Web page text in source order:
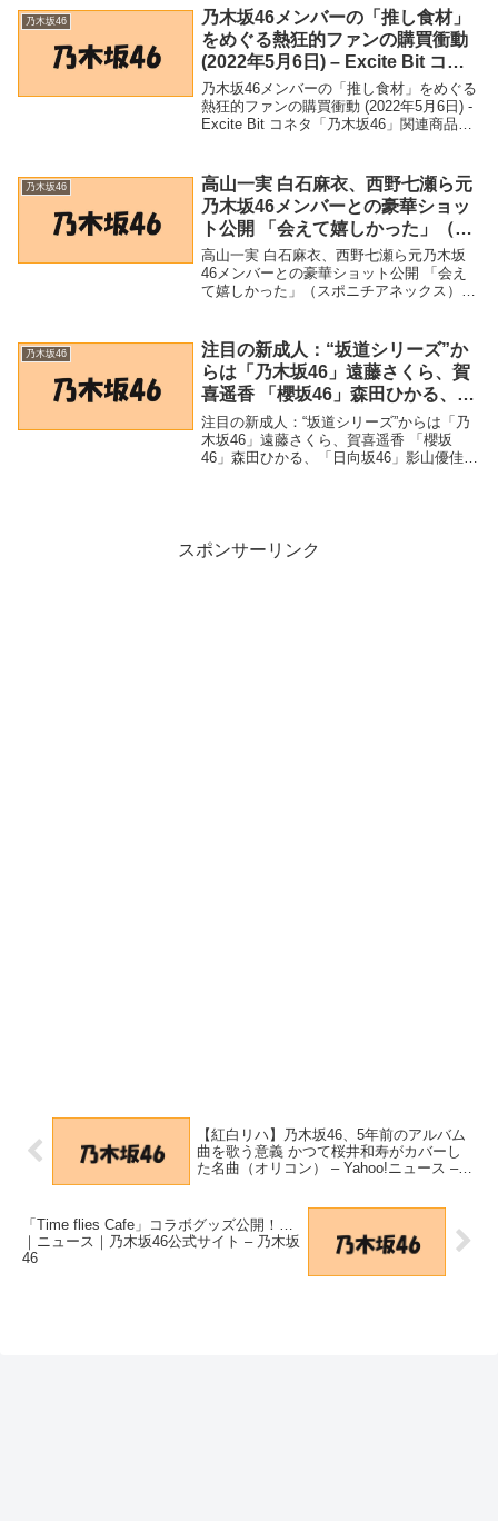
フルアイの作...
乃木坂46
乃木坂46メンバーの「推し食材」
をめぐる熱狂的ファンの購買衝動
(2022年5月6日) – Excite Bit コネ
タ
乃木坂46メンバーの「推し食材」をめぐる
熱狂的ファンの購買衝動 (2022年5月6日) -
Excite Bit コネタ「乃木坂46」関連商品乃
Exc...
乃木坂46
高山一実 白石麻衣、西野七瀬ら元
乃木坂46メンバーとの豪華ショッ
ト公開 「会えて嬉しかった」（ス
ポニチアネックス） – Yahoo!ニュ
ース – Yahoo!ニュース
高山一実 白石麻衣、西野七瀬ら元乃木坂
46メンバーとの豪華ショット公開 「会え
て嬉しかった」（スポニチアネックス） -
瀬ら元乃木坂46メンバーと...
乃木坂46
注目の新成人：“坂道シリーズ”か
らは「乃木坂46」遠藤さくら、賀
喜遥香 「櫻坂46」森田ひかる、
「日向坂46」影山優佳も –
MANTANWEB
注目の新成人：“坂道シリーズ”からは「乃
木坂46」遠藤さくら、賀喜遥香 「櫻坂
46」森田ひかる、「日向坂46」影山優佳も
スポンサーリンク
【紅白リハ】乃木坂46、5年前のアルバム
曲を歌う意義 かつて桜井和寿がカバーし
た名曲（オリコン） – Yahoo!ニュース –
「Time flies Cafe」コラボグッズ公開！…
｜ニュース｜乃木坂46公式サイト – 乃木坂
46